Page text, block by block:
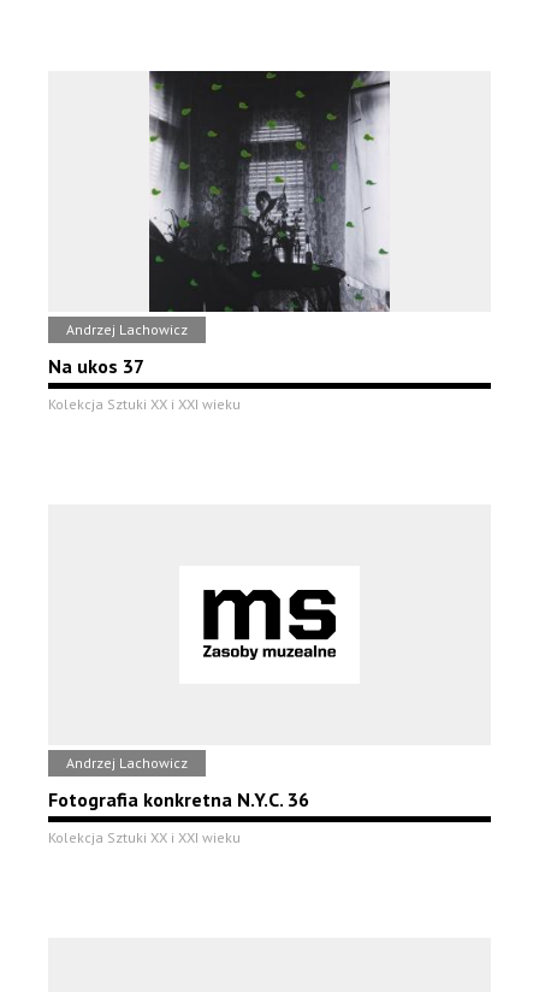
Andrzej Lachowicz
Na ukos 37
Kolekcja Sztuki XX i XXI wieku
Andrzej Lachowicz
Fotografia konkretna N.Y.C. 36
Kolekcja Sztuki XX i XXI wieku